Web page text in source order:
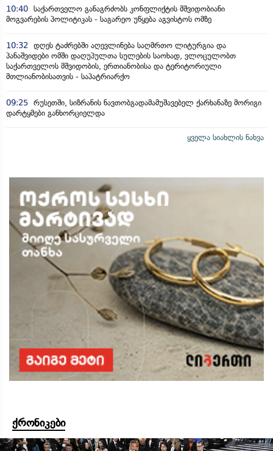
10:40 საქართველო განაგრძობს კონფლიქტის მშვიდობიანი
მოგვარების პოლიტიკას - საგარეო უწყება აგვისტოს ომზე
10:32
დღეს ტაძრებში აღევლინება საღმრთო ლიტურგია და
პანაშვიდები ომში დაღუპულთა სულების საოხად, ვლოცულობთ
საქართველოს მშვიდობის, ერთიანობისა და ტერიტორიული
მთლიანობისათვის - საპატრიარქო
09:25 რუსეთში, სიზრანის ნავთობგადამამუშავებელ ქარხანაზე მორიგი
დარტყმები განხორციელდა
ყველა სიახლის ნახვა
ქრონიკები